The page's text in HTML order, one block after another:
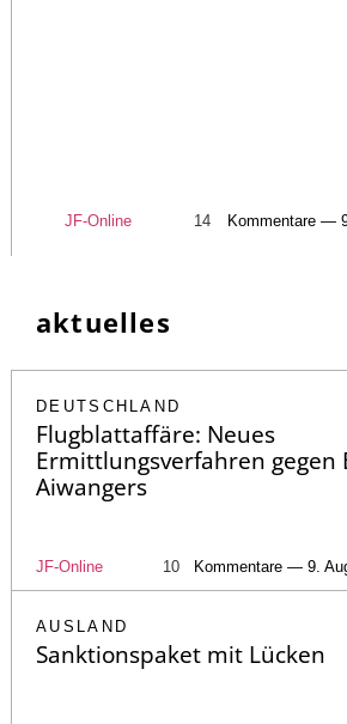
JF-Online 14 Kommentare —
aktuelles
DEUTSCHLAND
Flugblattaffäre: Neues
Ermittlungsverfahren gegen
Aiwangers
JF-Online 10 Kommentare — 9.
AUSLAND
Sanktionspaket mit Lücken